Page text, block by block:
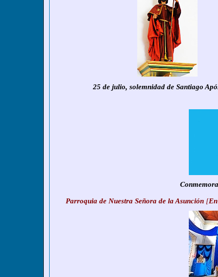
25 de julio, solemnidad de Santiago
Parroquia de Nuestra Señora de la Asunción [